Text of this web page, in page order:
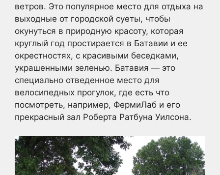
ветров. Это популярное место для отдыха на
выходные от городской суеты, чтобы
окунуться в природную красоту, которая
круглый год простирается в Батавии и ее
окрестностях, с красивыми беседками,
украшенными зеленью. Батавия — это
специально отведенное место для
велосипедных прогулок, где есть что
посмотреть, например, ФермиЛаб и его
прекрасный зал Роберта Ратбуна Уилсона.